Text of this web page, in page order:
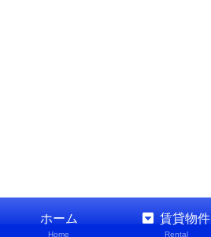
ホーム
Home
賃貸物件
Rental